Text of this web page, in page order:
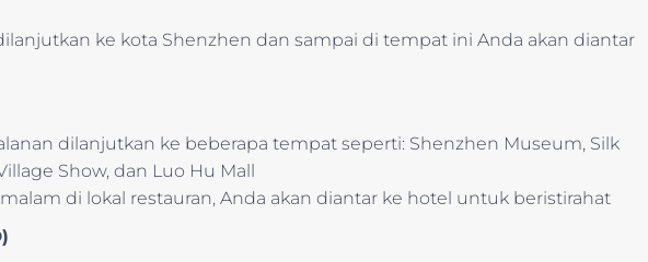
ke kota Shenzhen dan sampai di tempat ini Anda akan diantar
dilanjutkan ke beberapa tempat seperti: Shenzhen Museum, Silk
Show, dan Luo Hu Mall
di lokal restauran, Anda akan diantar ke hotel untuk beristirahat